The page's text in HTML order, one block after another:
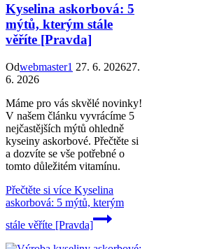
Kyselina askorbová: 5
mýtů, kterým stále
věříte [Pravda]
Odwebmaster1 27. 6. 202627.
6. 2026
Máme pro vás skvělé novinky!
V našem článku vyvrácíme 5
nejčastějších mýtů ohledně
kyseiny askorbové. Přečtěte si
a dozvíte se vše potřebné o
tomto důležitém vitamínu.
Přečtěte si více Kyselina
askorbová: 5 mýtů, kterým
stále věříte [Pravda]